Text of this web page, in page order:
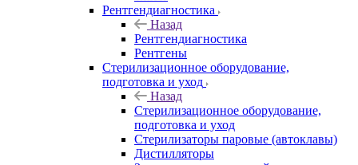
Рентгендиагностика
Назад
Рентгендиагностика
Рентгены
Стерилизационное оборудование,
подготовка и уход
Назад
Стерилизационное оборудование,
подготовка и уход
Стерилизаторы паровые (автоклавы)
Дистилляторы